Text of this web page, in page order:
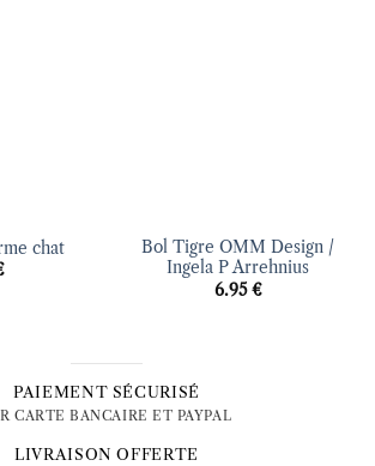
chat
Bol Tigre OMM Design /
Ingela P Arrehnius
6.95€
PAIEMENT SÉCURISÉ
CARTE BANCAIRE ET PAYPAL
LIVRAISON OFFERTE